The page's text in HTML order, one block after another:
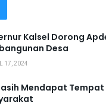
Kalsel Dorong
Desa
17, 2024
Mendapat